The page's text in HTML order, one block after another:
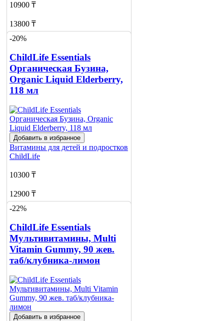
10900 ₸
13800 ₸
Добавить в корзину
-20%
ChildLife Essentials
Органическая Бузина,
Organic Liquid Elderberry,
118 мл
Добавить в избранное
Витамины для детей и подростков
ChildLife
10300 ₸
12900 ₸
Добавить в корзину
-22%
ChildLife Essentials
Мультивитамины, Multi
Vitamin Gummy, 90 жев.
таб/клубника-лимон
Добавить в избранное